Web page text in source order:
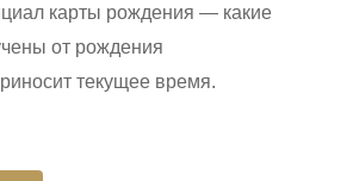
карты рождения — какие
от рождения
текущее время.